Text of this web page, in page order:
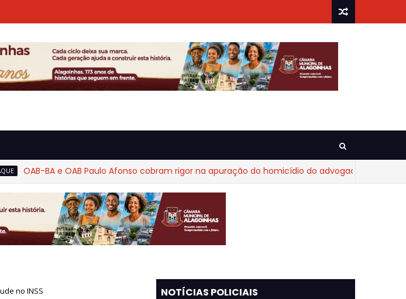
BA e OAB Paulo Afonso cobram rigor na apuração do homicídio do advogado Diego Fraga de
no INSS NOTÍCIAS POLICIAIS